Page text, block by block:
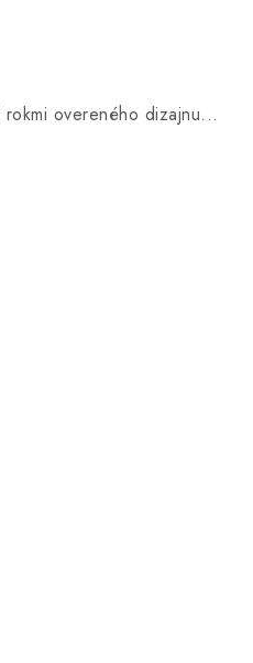
overeného dizajnu...